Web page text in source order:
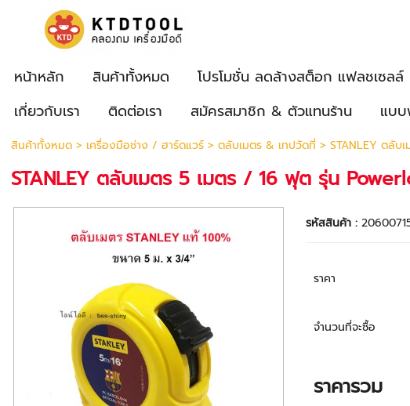
หน้าหลัก สินค้าทั้งหมด โปรโมชั่น ลดล้างสต็อก แฟลชเซลล์
เกี่ยวกับเรา
ติดต่อเรา สมัครสมาชิก & ตัวแทนร้าน แบบ
สินค้าทั้งหมด> เครื่องมือช่าง / ฮาร์ดแวร์> ตลับเมตร & เทปวัดที่ > STANLEY ตลับ
STANLEY ตลับเมตร 5 เมตร / 16 ฟุต รุ่น
รหัสสินค้า :
ราคา
จำนวนที่จะซื้อ
ราคารวม